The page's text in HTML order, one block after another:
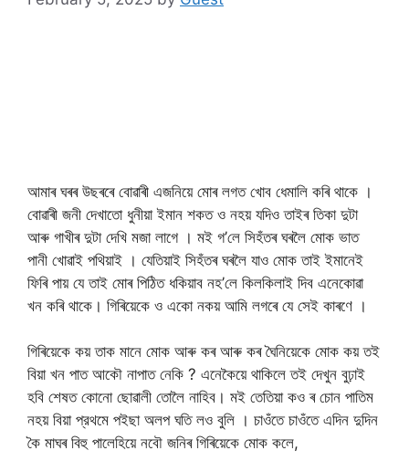
আমাৰ ঘৰৰ উছৰৰে বোৱাৰী এজনিয়ে মোৰ লগত খোব ধেমালি কৰি থাকে ।
বোৱাৰী জনী দেখাতো ধুনীয়া ইমান শকত ও নহয় যদিও তাইৰ তিকা দুটা
আৰু গাখীৰ দুটা দেখি মজা লাগে । মই গ’লে সিহঁতৰ ঘৰলৈ মোক ভাত
পানী খোৱাই পথিয়াই । যেতিয়াই সিহঁতৰ ঘৰলৈ যাও মোক তাই ইমানেই
ফিৰি পায় যে তাই মোৰ পিঠিত ধকিয়াব নহ’লে কিলকিলাই দিব এনেকোৱা
খন কৰি থাকে। গিৰিয়েকে ও একো নকয় আমি লগৰে যে সেই কাৰণে ।
গিৰিয়েকে কয় তাক মানে মোক আৰু কৰ আৰু কৰ ঘৈনিয়েকে মোক কয় তই
বিয়া খন পাত আকৌ নাপাত নেকি ? এনেকৈয়ে থাকিলে তই দেখুন বুঢ়াই
হবি শেষত কোনো ছোৱালী তোলৈ নাহিব। মই তেতিয়া কও ৰ চোন পাতিম
নহয় বিয়া প্রথমে পইছা অলপ ঘতি লও বুলি । চাওঁতে চাওঁতে এদিন দুদিন
কৈ মাঘৰ বিহু পালেহিয়ে নবৌ জনিৰ গিৰিয়েকে মোক কলে,